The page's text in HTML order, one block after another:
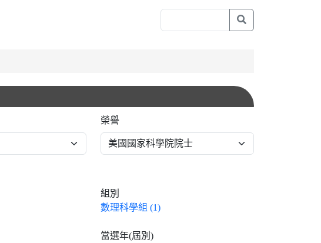
榮譽
組別
數理科學組 (1)
當選年(屆別)